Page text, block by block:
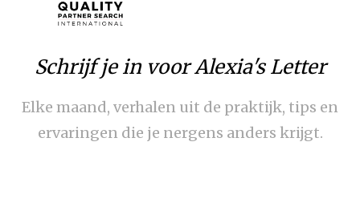
Schrijf je in voor Alexia's Letter
Elke maand, verhalen uit de praktijk, tips en
ervaringen die je nergens anders krijgt.